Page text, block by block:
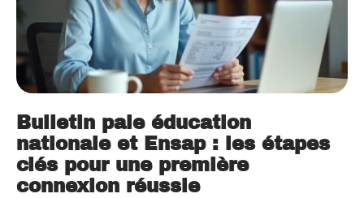
Bulletin paie éducation
nationale et Ensap : les étapes
clés pour une première
connexion réussie